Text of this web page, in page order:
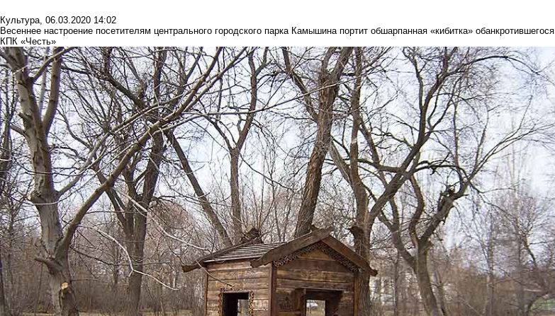
Культура, 06.03.2020 14:02
Весеннее настроение посетителям центрального городского парка Камышина портит обшарпанная «кибитка» обанкротившегося
КПК «Честь»